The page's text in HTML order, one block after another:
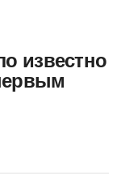
известно